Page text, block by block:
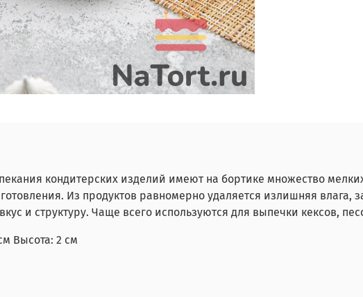
кондитерских изделий имеют на бортике множество
Из продуктов равномерно удаляется излишняя влага,
и структуру. Чаще всего используются для выпечки кексов,
Высота: 2 см